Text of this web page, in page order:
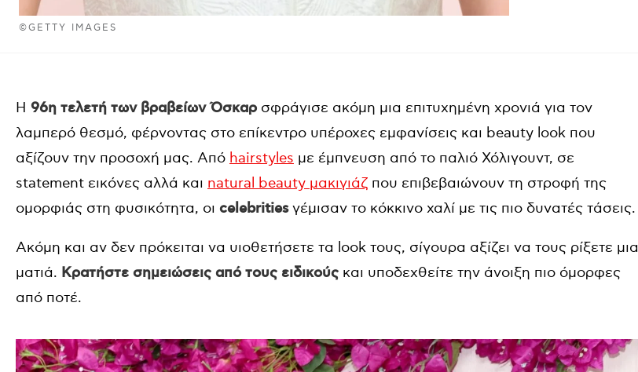
©GETTY IMAGES
Η 96η τελετή των βραβείων Όσκαρ σφράγισε ακόμη μια επιτυχημένη χρονιά για τον
λαμπερό θεσμό, φέρνοντας στο επίκεντρο υπέροχες εμφανίσεις και beauty look που
αξίζουν την προσοχή μας. Από hairstyles με έμπνευση από το παλιό Χόλιγουντ, σε
statement εικόνες αλλά και natural beauty μακιγιάζ που επιβεβαιώνουν τη στροφή της
ομορφιάς στη φυσικότητα, οι celebritiesγέμισαν το κόκκινο χαλί με τις πιο δυνατές τάσεις.
Ακόμη και αν δεν πρόκειται να υιοθετήσετε τα look τους, σίγουρα αξίζει να τους ρίξετε μια
ματιά. Κρατήστε σημειώσεις από τους ειδικούς και υποδεχθείτε την άνοιξη πιο όμορφες
από ποτέ.